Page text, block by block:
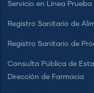
Servicio en Línea Prueba
Registro Sanitario de
Registro Sanitario de
Consulta Pública de
Dirección de Farmacia